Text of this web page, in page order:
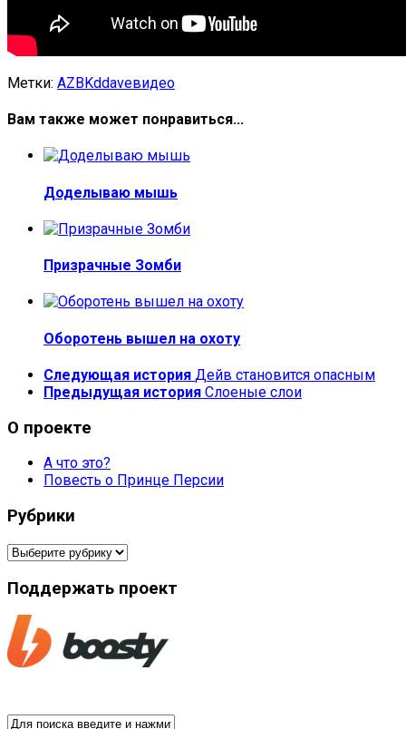
Метки: AZBKddaveвидео
Вам также может понравиться...
Доделываю мышь
Призрачные Зомби
Оборотень вышел на охоту
Следующая история Дейв становится опасным
Предыдущая история Слоеные слои
О проекте
А что это?
Повесть о Принце Персии
Рубрики
Рубрики
Поддержать проект